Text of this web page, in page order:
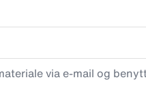
via e-mail og